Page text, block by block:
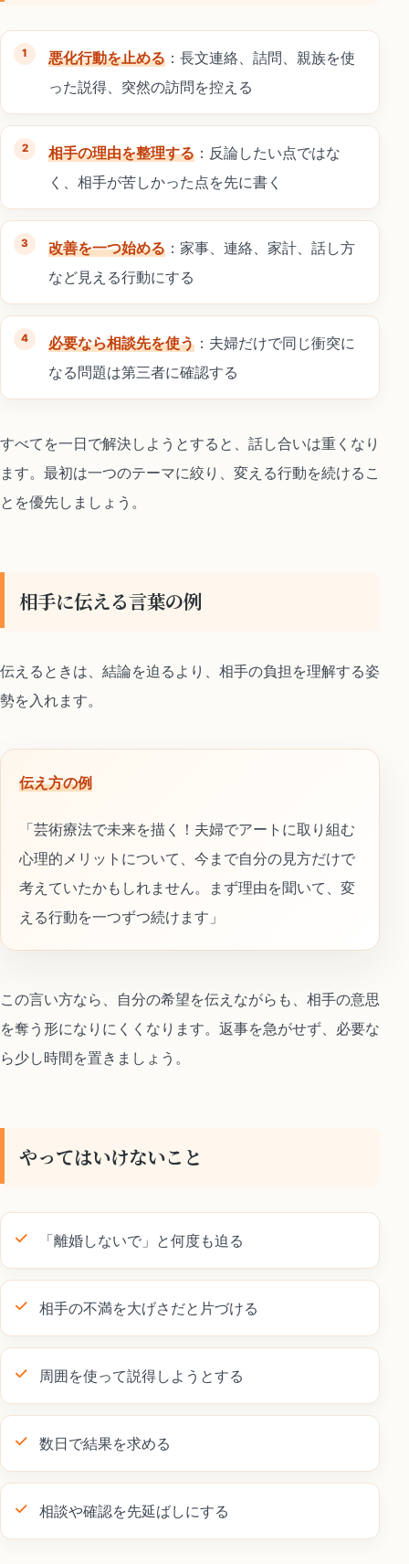
悪化行動を止める ：長文連絡、詰問、親族を使
った説得、突然の訪問を控える
相手の理由を整理する ：反論したい点ではな
く、相手が苦しかった点を先に書く
改善を一つ始める ：家事、連絡、家計、話し方
など見える行動にする
必要なら相談先を使う ：夫婦だけで同じ衝突に
なる問題は第三者に確認する
すべてを一日で解決しようとすると、話し合いは重くなり
ます。最初は一つのテーマに絞り、変える行動を続けるこ
とを優先しましょう。
相手に伝える言葉の例
伝えるときは、結論を迫るより、相手の負担を理解する姿
勢を入れます。
伝え方の例
「芸術療法で未来を描く！夫婦でアートに取り組む
心理的メリットについて、今まで自分の見方だけで
考えていたかもしれません。まず理由を聞いて、変
える行動を一つずつ続けます」
この言い方なら、自分の希望を伝えながらも、相手の意思
を奪う形になりにくくなります。返事を急がせず、必要な
ら少し時間を置きましょう。
やってはいけないこと
「離婚しないで」と何度も迫る
相手の不満を大げさだと片づける
周囲を使って説得しようとする
数日で結果を求める
相談や確認を先延ばしにする